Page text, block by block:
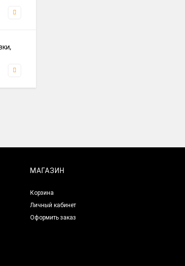
5
МАГАЗИН
Корзина
Личный кабинет
Оформить заказ